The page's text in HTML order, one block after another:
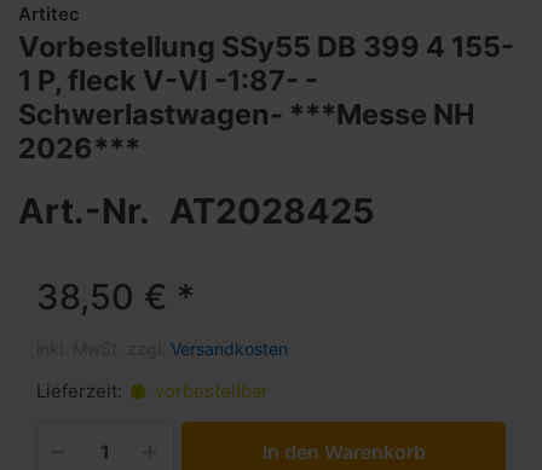
Artitec
Vorbestellung SSy55 DB 399 4 155-
1 P, fleck V-VI -1:87- -
Schwerlastwagen- ***Messe NH
2026***
Art.-Nr. AT2028425
38,50 € *
Versandkosten
Lieferzeit: vorbestellbar
In den Warenkorb